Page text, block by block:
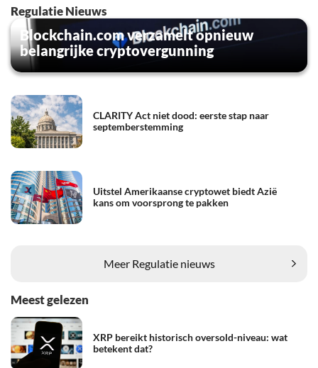
Regulatie Nieuws
Blockchain.com verzamelt opnieuw
belangrijke cryptovergunning
CLARITY Act niet dood: eerste stap naar
septemberstemming
Uitstel Amerikaanse cryptowet biedt Azië
kans om voorsprong te pakken
Meer Regulatie nieuws
Meest gelezen
XRP bereikt historisch oversold-niveau: wat
betekent dat?